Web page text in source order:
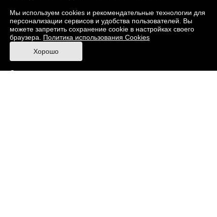
О музее
Фонды
Виртуальный музей
Издания
Пресс-центр
Контакты
Правила посещения Музея
Ответы на частые вопросы
Мы используем cookies и рекомендательные технологии для
персонализации сервисов и удобства пользователей. Вы
можете запретить сохранение cookie в настройках своего
браузера. Политика использования Cookies
Хорошо